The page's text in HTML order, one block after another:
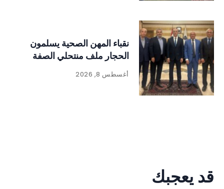
نقباء المهن الصحية يسلمون
الحجار ملف منتحلي الصفة
أغسطس 8, 2026
قد يعجبك